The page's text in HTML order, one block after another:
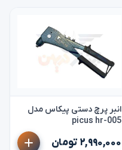
انبر پرچ دستی پیکاس مدل
picus hr-005
۲,۹۹۰,۰۰۰ تومان